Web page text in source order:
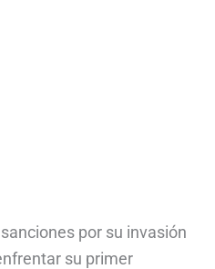
por su invasión
su primer